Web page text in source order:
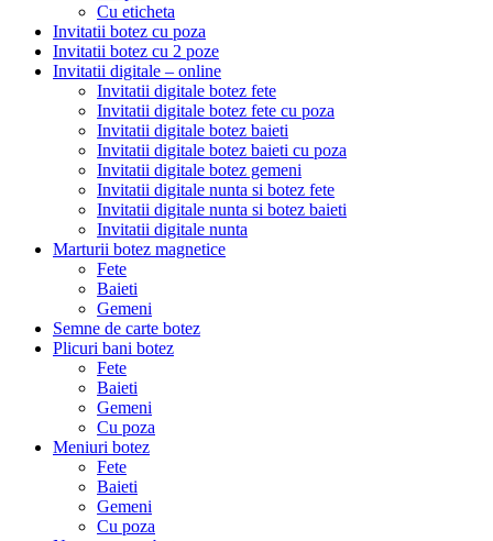
Cu eticheta
Invitatii botez cu poza
Invitatii botez cu 2 poze
Invitatii digitale – online
Invitatii digitale botez fete
Invitatii digitale botez fete cu poza
Invitatii digitale botez baieti
Invitatii digitale botez baieti cu poza
Invitatii digitale botez gemeni
Invitatii digitale nunta si botez fete
Invitatii digitale nunta si botez baieti
Invitatii digitale nunta
Marturii botez magnetice
Fete
Baieti
Gemeni
Semne de carte botez
Plicuri bani botez
Fete
Baieti
Gemeni
Cu poza
Meniuri botez
Fete
Baieti
Gemeni
Cu poza